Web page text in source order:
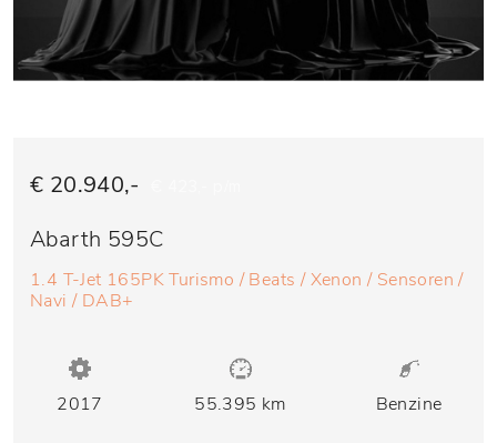
€ 20.940,-
Abarth 595C
1.4 T-Jet 165PK Turismo / Beats / Xenon / Sensoren /
Navi / DAB+
2017 55.395 km Benzine